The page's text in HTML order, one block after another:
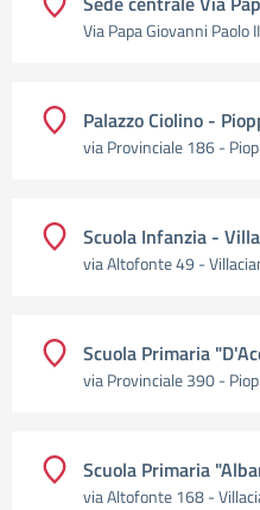
Via Papa Giovanni Paolo
Palazzo Ciolino -
via Provinciale 186 -
Scuola Infanzia -
via Altofonte 49 -
Scuola Primaria
via Provinciale 390 -
Scuola Primaria
via Altofonte 168 -